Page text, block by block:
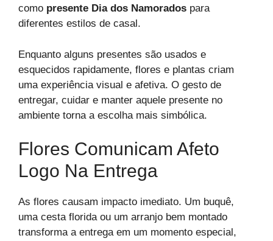
como presente Dia dos Namorados para
diferentes estilos de casal.
Enquanto alguns presentes são usados e
esquecidos rapidamente, flores e plantas criam
uma experiência visual e afetiva. O gesto de
entregar, cuidar e manter aquele presente no
ambiente torna a escolha mais simbólica.
Flores Comunicam Afeto
Logo Na Entrega
As flores causam impacto imediato. Um buquê,
uma cesta florida ou um arranjo bem montado
transforma a entrega em um momento especial,